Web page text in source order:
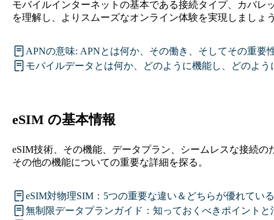
モバイルインターネットの基本である接続タイプ、カバレ
を理解し、よりスムーズなオンライン体験を実現しましょ
APNの意味: APNとは何か、その働き、そしてその重要
モバイルデータとは何か、どのように機能し、どのよう
eSIM の基本情報
eSIM技術、その機能、データプラン、シームレスな接続の
その他の機能についての重要な詳細を探る。
eSIM対物理SIM：5つの重要な違い＆どちらが優れてい
無制限データプランガイド：知っておくべきポイントと